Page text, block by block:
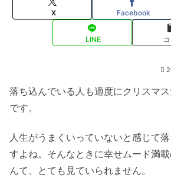
X Facebook
LINE
落ち込んでいる人も適度にクリスマ
です。
人生がうまくいっていないと感じて
すよね。そんなときに幸せムード満
んて、とても見ていられません。